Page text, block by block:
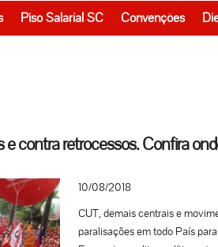
Piso Salarial SC Convenções
e contra retrocessos. Confira
10/08/2018
CUT, demais centrais e
paralisações em todo País